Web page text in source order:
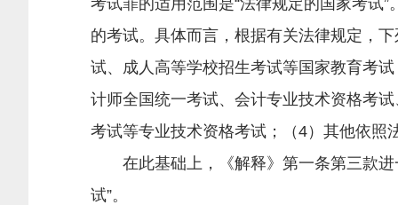
考试罪的适用范围是“法律规定的国家考试
的考试。具体而言，根据有关法律规定，
试、成人高等学校招生考试等国家教育考
计师全国统一考试、会计专业技术资格考
考试等专业技术资格考试；（4）其他依照
在此基础上，《解释》第一条第三款进
试”。